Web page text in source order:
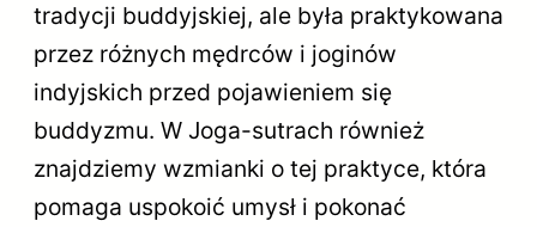
tradycji buddyjskiej, ale była praktykowana
przez różnych mędrców i joginów
indyjskich przed pojawieniem się
buddyzmu. W Joga-sutrach również
znajdziemy wzmianki o tej praktyce, która
pomaga uspokoić umysł i pokonać